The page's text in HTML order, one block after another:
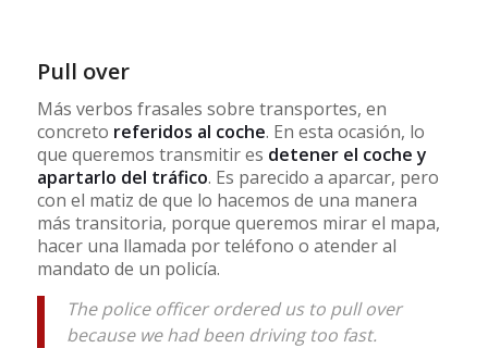
Pull over
Más verbos frasales sobre transportes, en
concreto referidos al coche. En esta ocasión, lo
que queremos transmitir es detener el coche y
apartarlo del tráfico. Es parecido a aparcar, pero
con el matiz de que lo hacemos de una manera
más transitoria, porque queremos mirar el mapa,
hacer una llamada por teléfono o atender al
mandato de un policía.
The police officer ordered us to pull over
because we had been driving too fast.